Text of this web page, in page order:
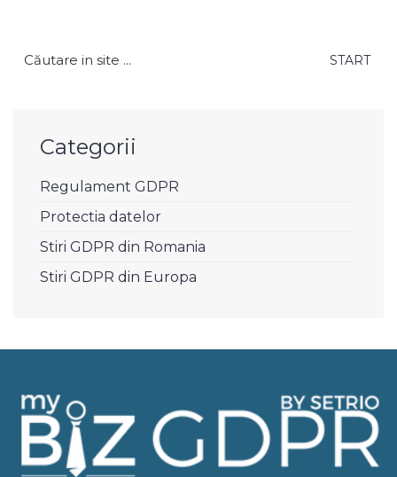
după:
Categorii
Regulament GDPR
Protectia datelor
Stiri GDPR din Romania
Stiri GDPR din Europa